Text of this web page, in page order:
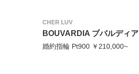
CHER LUV
BOUVARDIA ブバルディア
婚約指輪 Pt900 ￥210,000~